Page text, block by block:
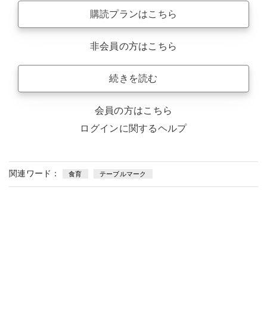
購読プランはこちら
非会員の方はこちら
続きを読む
会員の方はこちら
ログインに関するヘルプ
関連ワード： 食育 テーブルマーク